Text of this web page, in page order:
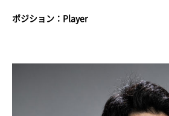
ポジション：Player